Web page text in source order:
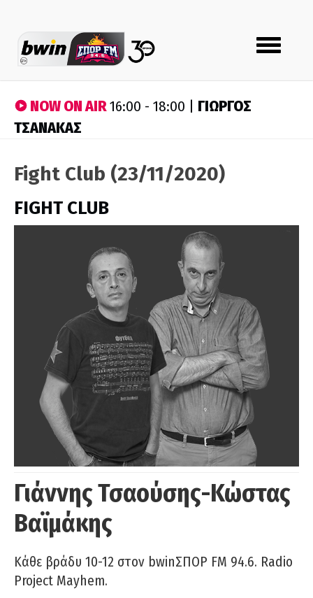
Toggle
navigation
NOW ON AIR16:00 - 18:00 | ΓΙΩΡΓΟΣ
ΤΣΑΝΑΚΑΣ
Fight Club (23/11/2020)
FIGHT CLUB
Γιάννης Τσαούσης-Κώστας
Βαϊμάκης
Κάθε βράδυ 10-12 στον bwinΣΠΟΡ FM 94.6. Radio
Project Mayhem.